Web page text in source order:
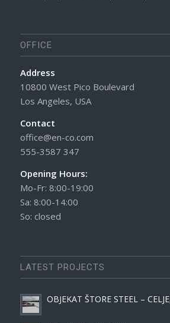
OFFICE
Address
10800 West Pico Boulevard
Los Angeles, USA
Contact
office@en-co.com
555-3587 347
Opening Hours:
Mo-Fr: 8:00-19:00
Sa: 8:00-14:00
So: closed
LATEST PROJECTS
OBJEKAT ŠTORE STEEL –